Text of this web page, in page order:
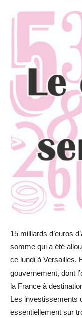
15 milliards d’euros
somme qui a été
ce lundi à Versailles.
gouvernement, dont
la France à
Les investissements
essentiellement sur